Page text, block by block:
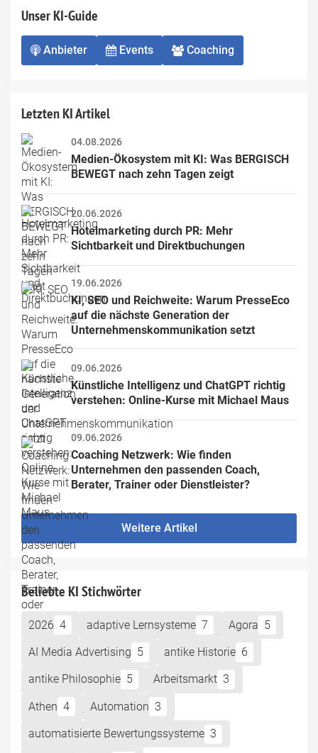
Unser KI-Guide
Anbieter Events Coaching
Letzten KI Artikel
04.08.2026
Medien-Ökosystem mit KI: Was BERGISCH
BEWEGT nach zehn Tagen zeigt
20.06.2026
Hotelmarketing durch PR: Mehr
Sichtbarkeit und Direktbuchungen
19.06.2026
KI, SEO und Reichweite: Warum PresseEco
auf die nächste Generation der
Unternehmenskommunikation setzt
09.06.2026
Künstliche Intelligenz und ChatGPT richtig
verstehen: Online-Kurse mit Michael Maus
09.06.2026
Coaching Netzwerk: Wie finden
Unternehmen den passenden Coach,
Berater, Trainer oder Dienstleister?
Weitere Artikel
Beliebte KI Stichwörter
2026 4 adaptive Lernsysteme 7 Agora 5
AI Media Advertising 5 antike Historie 6
antike Philosophie 5 Arbeitsmarkt 3
Athen 4 Automation 3
automatisierte Bewertungssysteme 3